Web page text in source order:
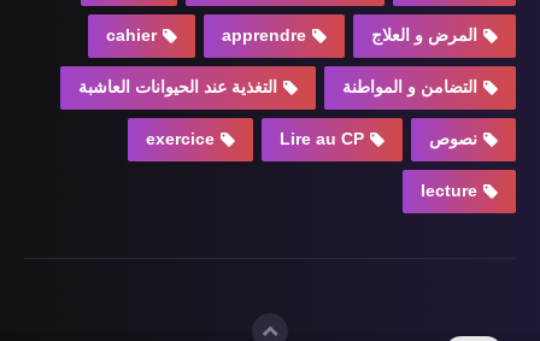
المرض و العلاج apprendre
cahier
التضامن و المواطنة التغذية عند الحيوانات العاشبة
نصوص Lire au CP
exercice
lecture